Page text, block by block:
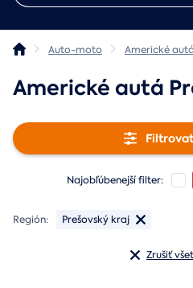
Auto-moto Americké autá
Americké autá
Najobľúbenejší filter:
Región: Prešovský kraj
Zrušiť